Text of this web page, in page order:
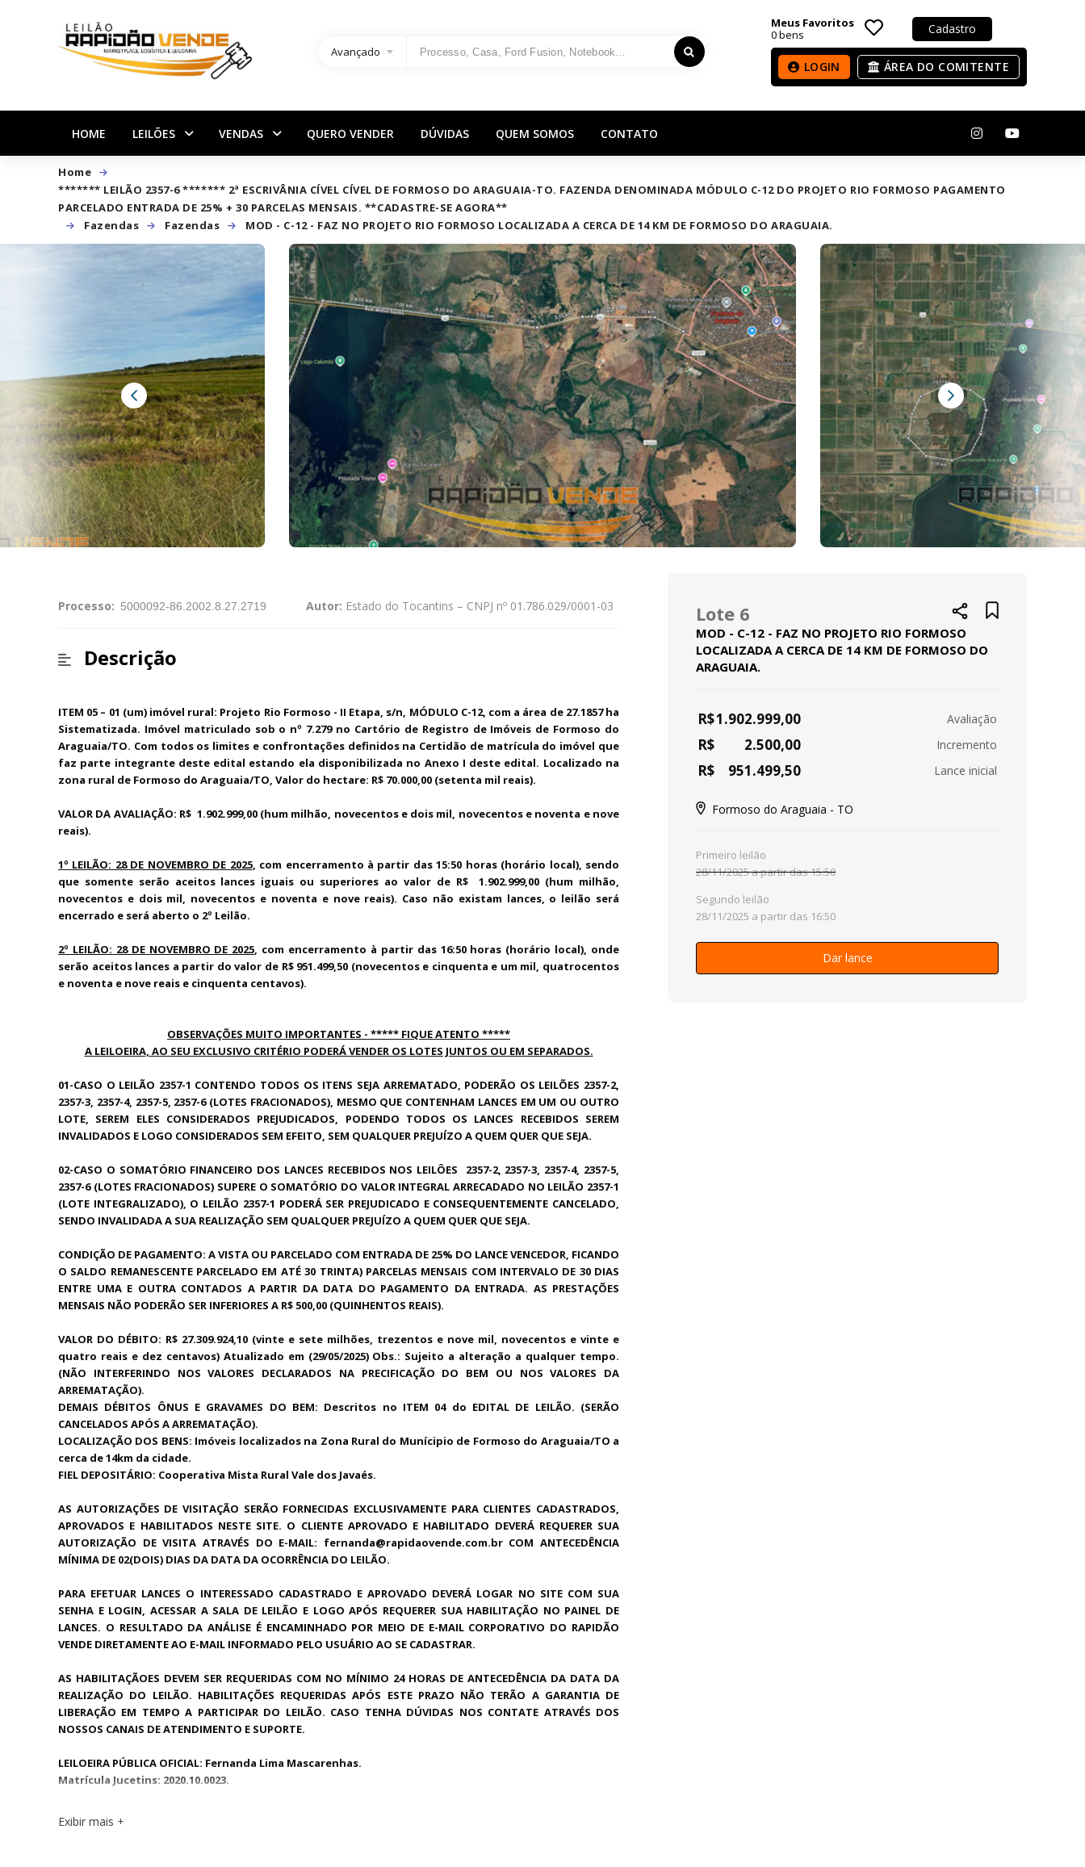
Avançado
Meus Favoritos
0bens Cadastro
LOGIN ÁREA DO COMITENTE
HOME LEILÕES VENDAS QUERO VENDER DÚVIDAS QUEM SOMOS CONTATO
Home
******* LEILÃO 2357-6 ******* 2ª ESCRIVÂNIA CÍVEL CÍVEL DE FORMOSO DO ARAGUAIA-TO. FAZENDA DENOMINADA MÓDULO C-12 DO PROJETO RIO FORMOSO PAGAMENTO
PARCELADO ENTRADA DE 25% + 30 PARCELAS MENSAIS. **CADASTRE-SE AGORA**
Fazendas
Fazendas MOD - C-12 - FAZ NO PROJETO RIO FORMOSO LOCALIZADA A CERCA DE 14 KM DE FORMOSO DO ARAGUAIA.
Processo: Autor: Estado do Tocantins – CNPJ nº 01.786.029/0001-03
Descrição
ITEM 05 – 01 (um) imóvel rural: Projeto Rio Formoso - II Etapa, s/n, MÓDULO C-12, com a área de 27.1857 ha
Sistematizada. Imóvel matriculado sob o nº 7.279 no Cartório de Registro de Imóveis de Formoso do
Araguaia/TO. Com todos os limites e confrontações definidos na Certidão de matrícula do imóvel que
faz parte integrante deste edital estando ela disponibilizada no Anexo I deste edital. Localizado na
zona rural de Formoso do Araguaia/TO, Valor do hectare: R$ 70.000,00 (setenta mil reais).
VALOR DA AVALIAÇÃO: R$ 1.902.999,00 (hum milhão, novecentos e dois mil, novecentos e noventa e nove
reais).
1º LEILÃO: 28 DE NOVEMBRO DE 2025, com encerramento à partir das 15:50 horas (horário local), sendo
que somente serão aceitos lances iguais ou superiores ao valor de R$ 1.902.999,00 (hum milhão,
novecentos e dois mil, novecentos e noventa e nove reais). Caso não existam lances, o leilão será
encerrado e será aberto o 2º Leilão.
2º LEILÃO: 28 DE NOVEMBRO DE 2025 , com encerramento à partir das 16:50 horas (horário local), onde
serão aceitos lances a partir do valor de R$ 951.499,50 (novecentos e cinquenta e um mil, quatrocentos
e noventa e nove reais e cinquenta centavos).
OBSERVAÇÕES MUITO IMPORTANTES - ***** FIQUE ATENTO *****
A LEILOEIRA, AO SEU EXCLUSIVO CRITÉRIO PODERÁ VENDER OS LOTES JUNTOS OU EM SEPARADOS.
01-CASO O LEILÃO 2357-1 CONTENDO TODOS OS ITENS SEJA ARREMATADO, PODERÃO OS LEILÕES 2357-2,
2357-3, 2357-4, 2357-5, 2357-6 (LOTES FRACIONADOS), MESMO QUE CONTENHAM LANCES EM UM OU OUTRO
LOTE, SEREM ELES CONSIDERADOS PREJUDICADOS, PODENDO TODOS OS LANCES RECEBIDOS SEREM
INVALIDADOS E LOGO CONSIDERADOS SEM EFEITO, SEM QUALQUER PREJUÍZO A QUEM QUER QUE SEJA.
02-CASO O SOMATÓRIO FINANCEIRO DOS LANCES RECEBIDOS NOS LEILÔES
2357-2, 2357-3, 2357-4, 2357-5,
2357-6 (LOTES FRACIONADOS) SUPERE O SOMATÓRIO DO VALOR INTEGRAL ARRECADADO NO LEILÃO 2357-1
(LOTE INTEGRALIZADO), O LEILÃO 2357-1 PODERÁ SER PREJUDICADO E CONSEQUENTEMENTE CANCELADO,
SENDO INVALIDADA A SUA REALIZAÇÃO SEM QUALQUER PREJUÍZO A QUEM QUER QUE SEJA.
CONDIÇÃO DE PAGAMENTO: A VISTA OU PARCELADO COM ENTRADA DE 25% DO LANCE VENCEDOR, FICANDO
O SALDO REMANESCENTE PARCELADO EM ATÉ 30 TRINTA) PARCELAS MENSAIS COM INTERVALO DE 30 DIAS
ENTRE UMA E OUTRA CONTADOS A PARTIR DA DATA DO PAGAMENTO DA ENTRADA. AS PRESTAÇÕES
MENSAIS NÃO PODERÃO SER INFERIORES A R$ 500,00 (QUINHENTOS REAIS).
VALOR DO DÉBITO: R$ 27.309.924,10 (vinte e sete milhões, trezentos e nove mil, novecentos e vinte e
quatro reais e dez centavos) Atualizado em (29/05/2025) Obs.: Sujeito a alteração a qualquer tempo.
(NÃO INTERFERINDO NOS VALORES DECLARADOS NA PRECIFICAÇÃO DO BEM OU NOS VALORES DA
ARREMATAÇÃO).
DEMAIS DÉBITOS ÔNUS E GRAVAMES DO BEM: Descritos no ITEM 04 do EDITAL DE LEILÃO. (SERÃO
CANCELADOS APÓS A ARREMATAÇÃO).
LOCALIZAÇÃO DOS BENS: Imóveis localizados na Zona Rural do Munícipio de Formoso do Araguaia/TO a
cerca de 14km da cidade.
FIEL DEPOSITÁRIO: Cooperativa Mista Rural Vale dos Javaés.
AS AUTORIZAÇÕES DE VISITAÇÃO SERÃO FORNECIDAS EXCLUSIVAMENTE PARA CLIENTES CADASTRADOS,
APROVADOS E HABILITADOS NESTE SITE. O CLIENTE APROVADO E HABILITADO DEVERÁ REQUERER SUA
AUTORIZAÇÃO DE VISITA ATRAVÉS DO E-MAIL: fernanda@rapidaovende.com.br COM ANTECEDÊNCIA
MÍNIMA DE 02(DOIS) DIAS DA DATA DA OCORRÊNCIA DO LEILÃO.
PARA EFETUAR LANCES O INTERESSADO CADASTRADO E APROVADO DEVERÁ LOGAR NO SITE COM SUA
SENHA E LOGIN, ACESSAR A SALA DE LEILÃO E LOGO APÓS REQUERER SUA HABILITAÇÃO NO PAINEL DE
LANCES. O RESULTADO DA ANÁLISE É ENCAMINHADO POR MEIO DE E-MAIL CORPORATIVO DO RAPIDÃO
VENDE DIRETAMENTE AO E-MAIL INFORMADO PELO USUÁRIO AO SE CADASTRAR.
AS HABILITAÇÃOES DEVEM SER REQUERIDAS COM NO MÍNIMO 24 HORAS DE ANTECEDÊNCIA DA DATA DA
REALIZAÇÃO DO LEILÃO. HABILITAÇÕES REQUERIDAS APÓS ESTE PRAZO NÃO TERÃO A GARANTIA DE
LIBERAÇÃO EM TEMPO A PARTICIPAR DO LEILÃO. CASO TENHA DÚVIDAS NOS CONTATE ATRAVÉS DOS
NOSSOS CANAIS DE ATENDIMENTO E SUPORTE.
LEILOEIRA PÚBLICA OFICIAL: Fernanda Lima Mascarenhas.
Matrícula Jucetins: 2020.10.0023.
Exibir mais
Lote 6
MOD - C-12 - FAZ NO PROJETO RIO FORMOSO
LOCALIZADA A CERCA DE 14 KM DE FORMOSO DO
ARAGUAIA.
R$1.902.999,00 Avaliação
R$ 2.500,00 Incremento
R$ 951.499,50 Lance inicial
Formoso do Araguaia - TO
Primeiro leilão
28/11/2025 a partir das 15:50
Segundo leilão
28/11/2025 a partir das 16:50
Dar lance